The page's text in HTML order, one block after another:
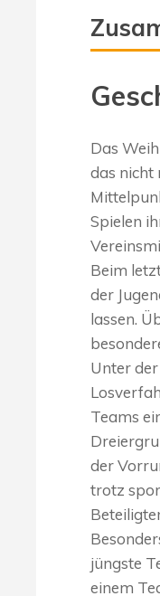
Das
das nicht
Spielen
Beim
der
lassen.
Unter
Teams
der
trotz
jüngste
einem